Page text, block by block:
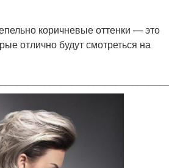
коричневые оттенки — это
отлично будут смотреться на